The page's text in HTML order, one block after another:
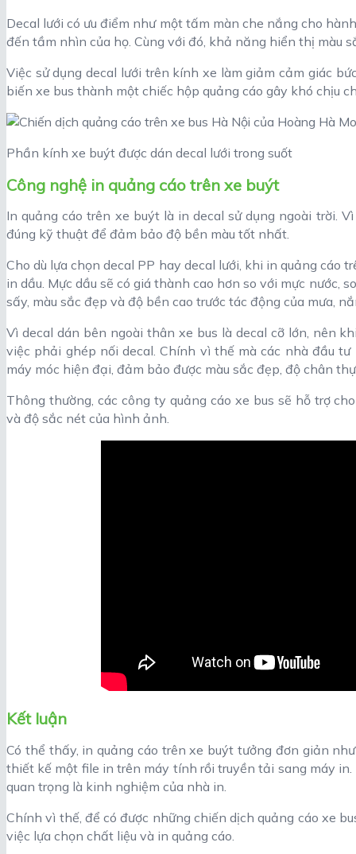
Decal lưới có ưu điểm như một tấm màn che nắng cho
đến tầm nhìn của họ. Cùng với đó, khả năng hiển thị màu
Việc sử dụng decal lưới trên kính xe làm giảm cảm giác
biến xe bus thành một chiếc hộp quảng cáo gây khó chịu
Phần kính xe buýt được dán decal lưới trong suốt
Công nghệ in quảng cáo trên xe buýt
In quảng cáo trên xe buýt là in decal sử dụng ngoài trời.
đúng kỹ thuật để đảm bảo độ bền màu tốt nhất.
Cho dù lựa chọn decal PP hay decal lưới, khi in quảng cáo
in dầu. Mực dầu sẽ có giá thành cao hơn so với mực nước,
sấy, màu sắc đẹp và độ bền cao trước tác động của mưa,
Vì decal dán bên ngoài thân xe bus là decal cỡ lớn, nên
việc phải ghép nối decal. Chính vì thế mà các nhà đầu
máy móc hiện đại, đảm bảo được màu sắc đẹp, độ chân
Thông thường, các công ty quảng cáo xe bus sẽ hỗ trợ
và độ sắc nét của hình ảnh.
Kết luận
Có thể thấy, in quảng cáo trên xe buýt tưởng đơn giản
thiết kế một file in trên máy tính rồi truyền tải sang máy
quan trọng là kinh nghiệm của nhà in.
Chính vì thế, để có được những chiến dịch quảng cáo xe
việc lựa chọn chất liệu và in quảng cáo.